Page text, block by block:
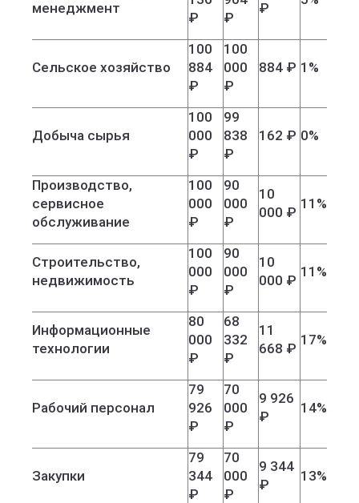
менеджмент
₽
₽
₽
Сельское хозяйство
100
884
₽
100
000
₽
884 ₽ 1%
Добыча сырья
100
000
₽
99
838
₽
162 ₽ 0%
Производство,
сервисное
обслуживание
100
000
₽
90
000
₽
10
000 ₽
11%
Строительство,
недвижимость
100
000
₽
90
000
₽
10
000 ₽
11%
Информационные
технологии
80
000
₽
68
332
₽
11
668 ₽
17%
Рабочий персонал
79
926
₽
70
000
₽
9 926
₽
14%
Закупки
79
344
₽
70
000
₽
9 344
₽
13%